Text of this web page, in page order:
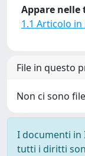
Appare nelle
1.1 Articolo in
File in questo
Non ci sono
I documenti in
tutti i diritti